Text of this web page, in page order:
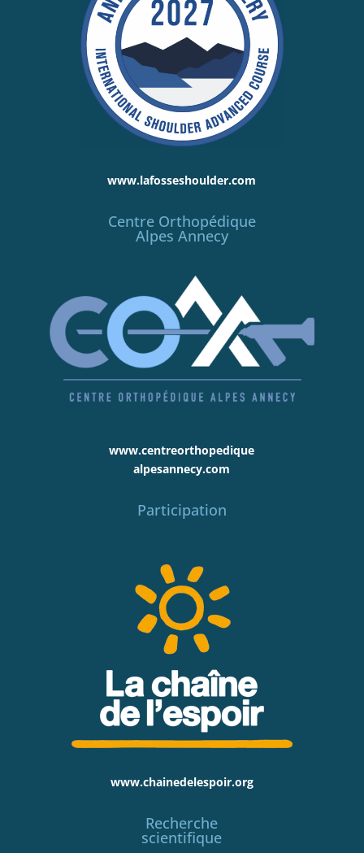
www.lafosseshoulder.com
Centre Orthopédique
Alpes Annecy
www.centreorthopedique
alpesannecy.com
Participation
www.chainedelespoir.org
Recherche
scientifique